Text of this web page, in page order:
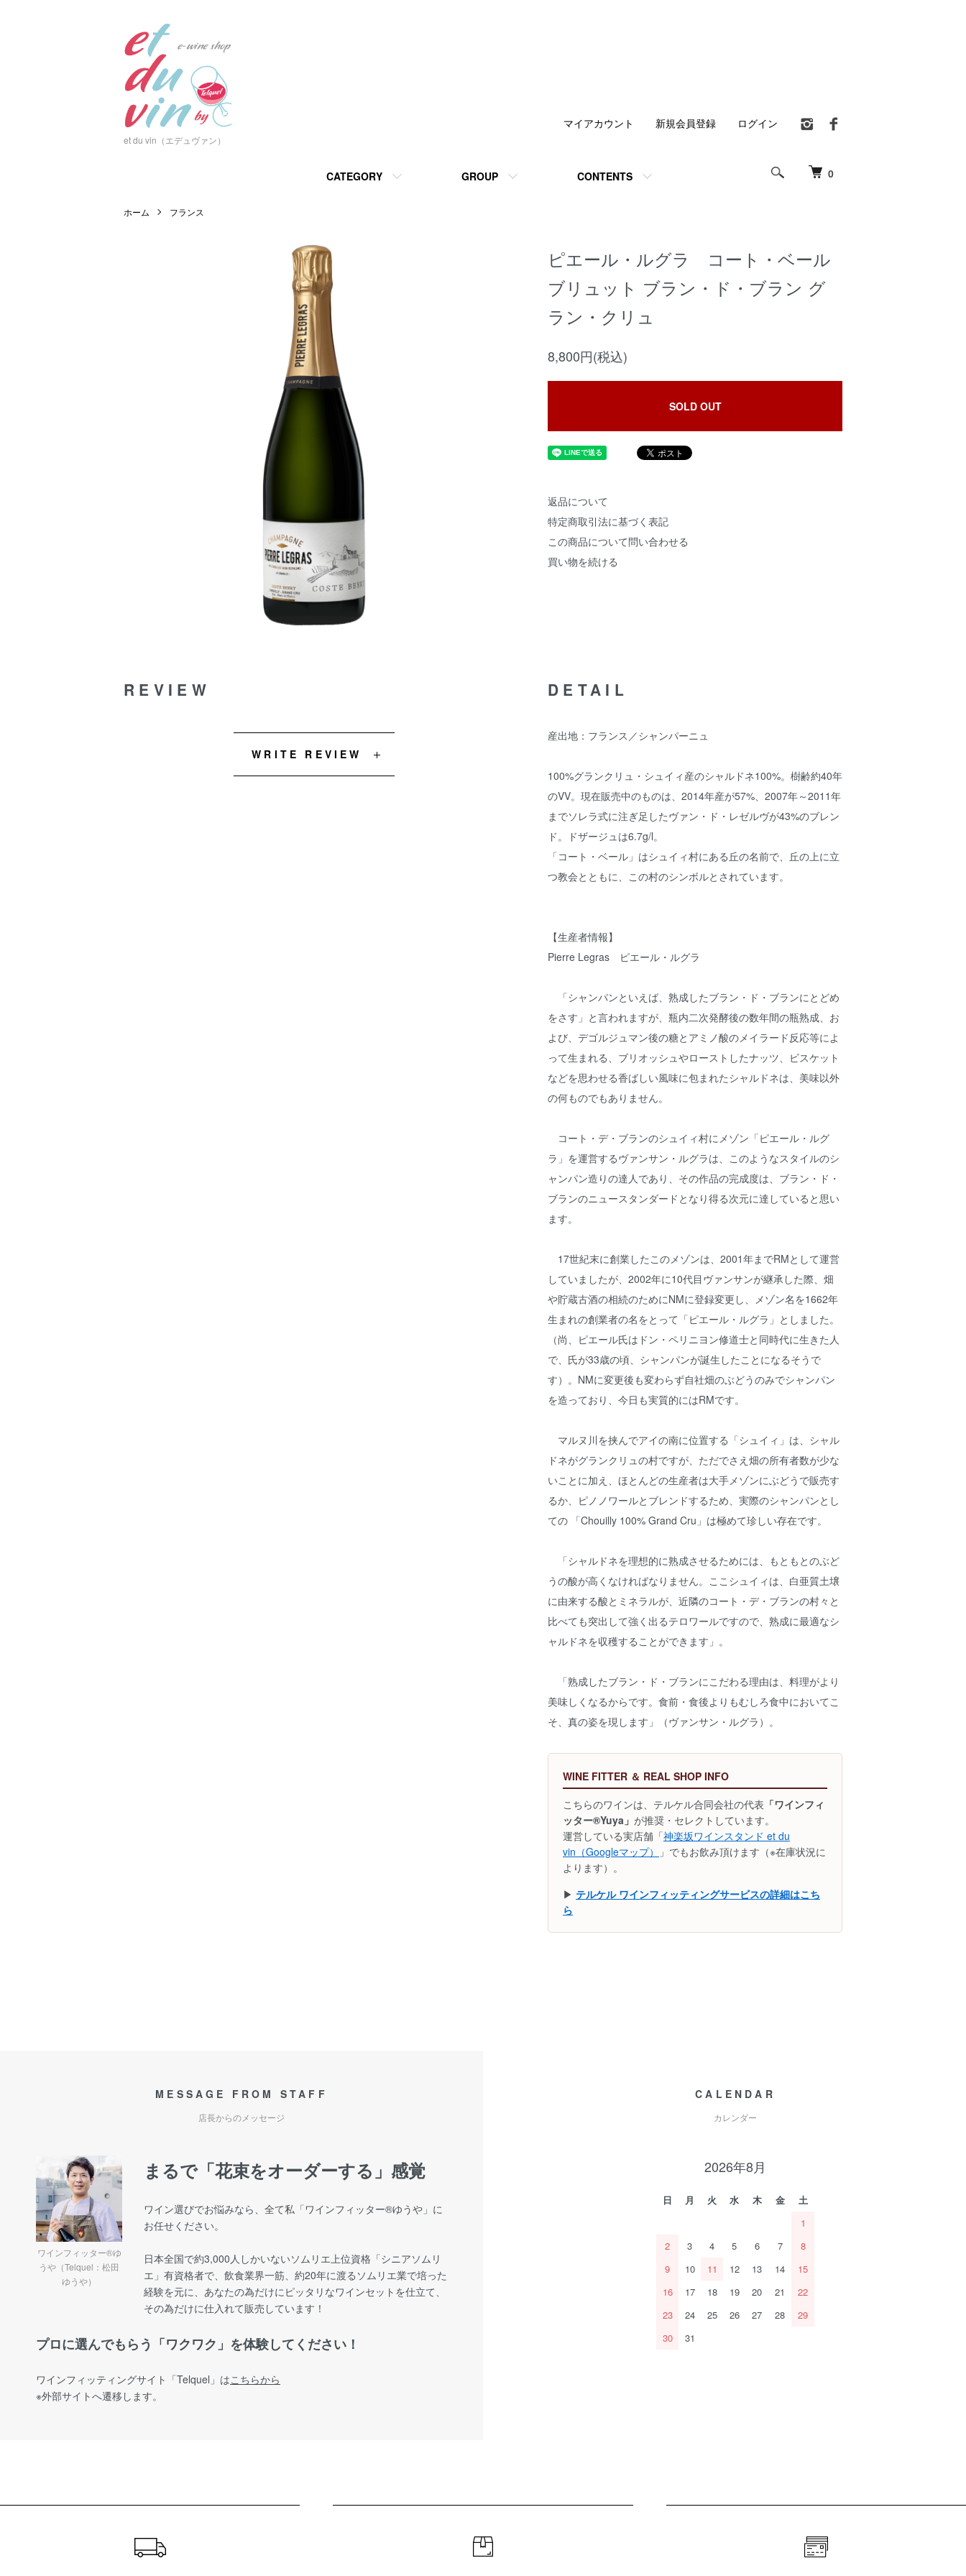
et du vin（エデュヴァン）
0
CATEGORY GROUP CONTENTS
マイアカウント 新規会員登録 ログイン
ホーム フランス
ピエール・ルグラ コート・ベール
ブリュット ブラン・ド・ブラン グ
ラン・クリュ
8,800円(税込)
SOLD OUT
返品について
特定商取引法に基づく表記
この商品について問い合わせる
買い物を続ける
DETAIL
産出地：フランス／シャンパーニュ
100%グランクリュ・シュイィ産のシャルドネ100%。樹齢約40年
のVV。現在販売中のものは、2014年産が57%、2007年～2011年
までソレラ式に注ぎ足したヴァン・ド・レゼルヴが43%のブレン
ド。ドザージュは6.7g/l。
「コート・ベール」はシュイィ村にある丘の名前で、丘の上に立
つ教会とともに、この村のシンボルとされています。
【生産者情報】
Pierre Legras ピエール・ルグラ
「シャンパンといえば、熟成したブラン・ド・ブランにとどめ
をさす」と言われますが、瓶内二次発酵後の数年間の瓶熟成、お
よび、デゴルジュマン後の糖とアミノ酸のメイラード反応等によ
って生まれる、ブリオッシュやローストしたナッツ、ビスケット
などを思わせる香ばしい風味に包まれたシャルドネは、美味以外
の何ものでもありません。
コート・デ・ブランのシュイィ村にメゾン「ピエール・ルグ
ラ」を運営するヴァンサン・ルグラは、このようなスタイルのシ
ャンパン造りの達人であり、その作品の完成度は、ブラン・ド・
ブランのニュースタンダードとなり得る次元に達していると思い
ます。
17世紀末に創業したこのメゾンは、2001年までRMとして運営
していましたが、2002年に10代目ヴァンサンが継承した際、畑
や貯蔵古酒の相続のためにNMに登録変更し、メゾン名を1662年
生まれの創業者の名をとって「ピエール・ルグラ」としました。
（尚、ピエール氏はドン・ペリニヨン修道士と同時代に生きた人
で、氏が33歳の頃、シャンパンが誕生したことになるそうで
す）。NMに変更後も変わらず自社畑のぶどうのみでシャンパン
を造っており、今日も実質的にはRMです。
マルヌ川を挟んでアイの南に位置する「シュイィ」は、シャル
ドネがグランクリュの村ですが、ただでさえ畑の所有者数が少な
いことに加え、ほとんどの生産者は大手メゾンにぶどうで販売す
るか、ピノノワールとブレンドするため、実際のシャンパンとし
ての 「Chouilly 100% Grand Cru」は極めて珍しい存在です。
「シャルドネを理想的に熟成させるためには、もともとのぶど
うの酸が高くなければなりません。ここシュイィは、白亜質土壌
に由来する酸とミネラルが、近隣のコート・デ・ブランの村々と
比べても突出して強く出るテロワールですので、熟成に最適なシ
ャルドネを収穫することができます」。
「熟成したブラン・ド・ブランにこだわる理由は、料理がより
美味しくなるからです。食前・食後よりもむしろ食中においてこ
そ、真の姿を現します」（ヴァンサン・ルグラ）。
WINE FITTER ＆ REAL SHOP INFO
こちらのワインは、テルケル合同会社の代表 「ワインフィ
ッター®Yuya」 が推奨・セレクトしています。
運営している実店舗「神楽坂ワインスタンド et du
vin（Googleマップ）
」でもお飲み頂けます（※在庫状況に
よります）。
▶ テルケル ワインフィッティングサービスの詳細はこち
ら
REVIEW
WRITE REVIEW
MESSAGE FROM STAFF
店長からのメッセージ
ワインフィッター®ゆ
うや（Telquel：松田
ゆうや）
まるで「花束をオーダーする」感覚
ワイン選びでお悩みなら、全て私「ワインフィッター®︎ゆうや」に
お任せください。
日本全国で約3,000人しかいないソムリエ上位資格「シニアソムリ
エ」有資格者で、飲食業界一筋、約20年に渡るソムリエ業で培った
経験を元に、あなたの為だけにピッタリなワインセットを仕立て、
その為だけに仕入れて販売しています！
プロに選んでもらう「ワクワク」を体験してください！
ワインフィッティングサイト 「Telquel」はこちらから
※外部サイトへ遷移します。
CALENDAR
カレンダー
2026年8月
日 月 火 水 木 金
土
1
2
3 4 5 6 7
8
9
10 11 12 13 14
15
16
17 18 19 20 21
22
23
24 25 26 27 28
29
30
31